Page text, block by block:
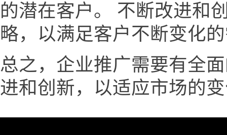
的潜在客户。 不断改进和
略，以满足客户不断变化
总之，企业推广需要有全
进和创新，以适应市场的